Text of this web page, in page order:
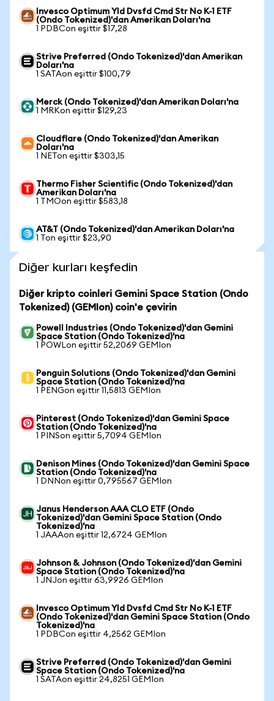
Invesco Optimum Yld Dvsfd Cmd Str No K-1 ETF
(Ondo Tokenized)'dan Amerikan Doları'na
1 PDBCon eşittir $17,28
Strive Preferred (Ondo Tokenized)'dan Amerikan
Doları'na
1 SATAon eşittir $100,79
Merck (Ondo Tokenized)'dan Amerikan Doları'na
1 MRKon eşittir $129,23
Cloudflare (Ondo Tokenized)'dan Amerikan
Doları'na
1 NETon eşittir $303,15
Thermo Fisher Scientific (Ondo Tokenized)'dan
Amerikan Doları'na
1 TMOon eşittir $583,18
AT&T (Ondo Tokenized)'dan Amerikan Doları'na
1 Ton eşittir $23,90
Diğer kurları keşfedin
Diğer kripto coinleri Gemini Space Station (Ondo
Tokenized) (GEMIon) coin'e çevirin
Powell Industries (Ondo Tokenized)'dan Gemini
Space Station (Ondo Tokenized)'na
1 POWLon eşittir 52,2069 GEMIon
Penguin Solutions (Ondo Tokenized)'dan Gemini
Space Station (Ondo Tokenized)'na
1 PENGon eşittir 11,5813 GEMIon
Pinterest (Ondo Tokenized)'dan Gemini Space
Station (Ondo Tokenized)'na
1 PINSon eşittir 5,7094 GEMIon
Denison Mines (Ondo Tokenized)'dan Gemini Space
Station (Ondo Tokenized)'na
1 DNNon eşittir 0,795567 GEMIon
Janus Henderson AAA CLO ETF (Ondo
Tokenized)'dan Gemini Space Station (Ondo
Tokenized)'na
1 JAAAon eşittir 12,6724 GEMIon
Johnson & Johnson (Ondo Tokenized)'dan Gemini
Space Station (Ondo Tokenized)'na
1 JNJon eşittir 63,9926 GEMIon
Invesco Optimum Yld Dvsfd Cmd Str No K-1 ETF
(Ondo Tokenized)'dan Gemini Space Station (Ondo
Tokenized)'na
1 PDBCon eşittir 4,2562 GEMIon
Strive Preferred (Ondo Tokenized)'dan Gemini
Space Station (Ondo Tokenized)'na
1 SATAon eşittir 24,8251 GEMIon